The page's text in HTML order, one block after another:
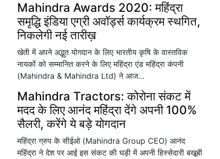
Mahindra Awards 2020: महिंद्रा
समृद्धि इंडिया एग्री अवॉर्ड्स कार्यक्रम स्थगित,
निकलेगी नई तारीख़
खेती में अपने अद्भुत योगदान के लिए भारतीय कृषि के वास्तविक
नायकों को सम्मानित करने के लिए महिंद्रा एंड महिंद्रा कंपनी
(Mahindra & Mahindra Ltd) ने आज…
Mahindra Tractors: कोरोना संकट में
मदद के लिए आनंद महिंद्रा देंगे अपनी 100%
सैलरी, करेंगे ये बड़े योगदान
महिंद्रा ग्रुप के सीईओ (Mahindra Group CEO) आनंद
महिंद्रा ने देश पर आई इस संकट की घड़ी में अपनी हिस्सेदारी बखूबी